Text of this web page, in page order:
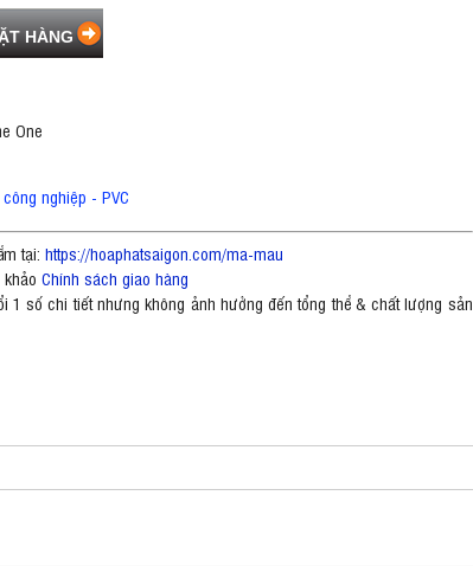
One
nghiệp - PVC
tại: https://hoaphatsaigon.com/ma-mau
Chính sách giao hàng
1 số chi tiết nhưng không ảnh hưởng đến tổng thể & chất lượng sản